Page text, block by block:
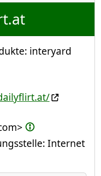
interyard
Internet